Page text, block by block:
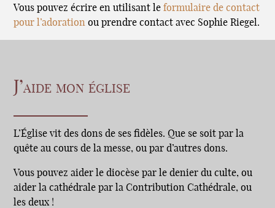
Vous pouvez écrire en utilisant leformulaire de contact
pour l’adoration ou prendre contact avec Sophie Riegel.
J’aide mon église
L’Église vit des dons de ses fidèles. Que se soit par la
quête au cours de la messe, ou par d’autres dons.
Vous pouvez aider le diocèse par le denier du culte, ou
aider la cathédrale par la Contribution Cathédrale, ou
les deux !